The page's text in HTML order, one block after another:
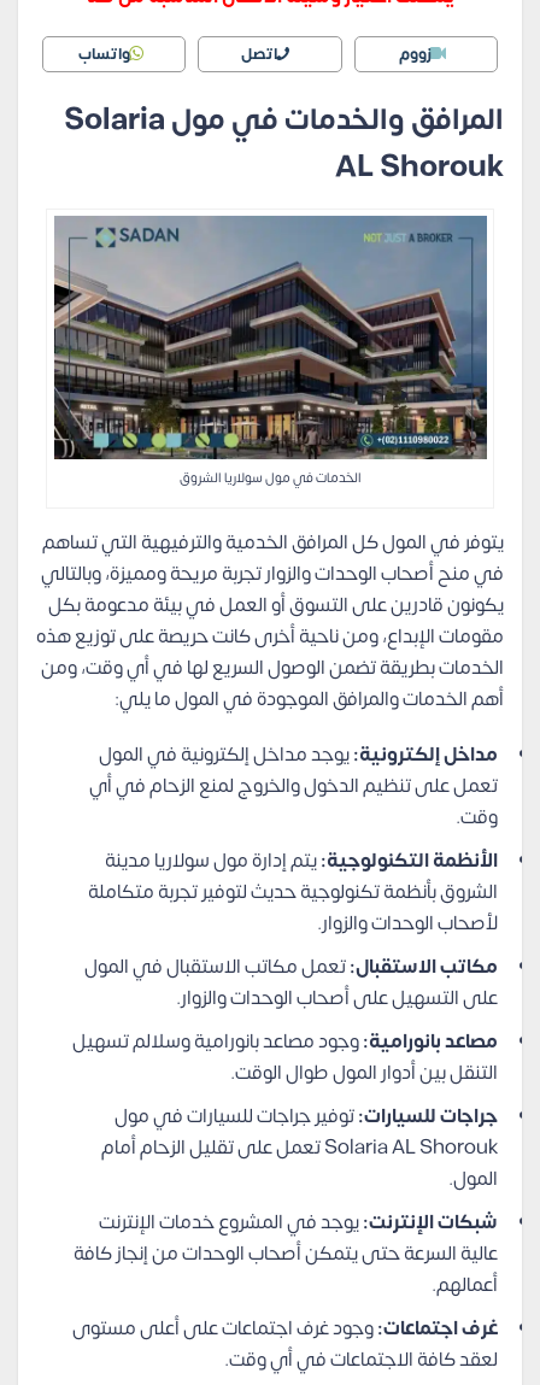
زووم اتصل واتساب
المرافق والخدمات في مول Solaria
AL Shorouk
الخدمات في مول سولاريا الشروق
يتوفر في المول كل المرافق الخدمية والترفيهية التي تساهم
في منح أصحاب الوحدات والزوار تجربة مريحة ومميزة، وبالتالي
يكونون قادرين على التسوق أو العمل في بيئة مدعومة بكل
مقومات الإبداع، ومن ناحية أخرى كانت حريصة على توزيع هذه
الخدمات بطريقة تضمن الوصول السريع لها في أي وقت، ومن
أهم الخدمات والمرافق الموجودة في المول ما يلي:
مداخل إلكترونية:يوجد مداخل إلكترونية في المول
تعمل على تنظيم الدخول والخروج لمنع الزحام في أي
وقت.
الأنظمة التكنولوجية:يتم إدارة مول سولاريا مدينة
الشروق بأنظمة تكنولوجية حديث لتوفير تجربة متكاملة
لأصحاب الوحدات والزوار.
مكاتب الاستقبال:تعمل مكاتب الاستقبال في المول
على التسهيل على أصحاب الوحدات والزوار.
مصاعد بانورامية:وجود مصاعد بانورامية وسلالم تسهيل
التنقل بين أدوار المول طوال الوقت.
جراجات للسيارات:توفير جراجات للسيارات في مول
Solaria AL Shorouk تعمل على تقليل الزحام أمام
المول.
شبكات الإنترنت:يوجد في المشروع خدمات الإنترنت
عالية السرعة حتى يتمكن أصحاب الوحدات من إنجاز كافة
أعمالهم.
غرف اجتماعات:وجود غرف اجتماعات على أعلى مستوى
لعقد كافة الاجتماعات في أي وقت.